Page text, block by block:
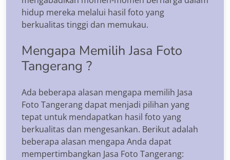
hidup mereka melalui hasil foto yang
berkualitas tinggi dan memukau.
Mengapa Memilih Jasa Foto
Tangerang ?
Ada beberapa alasan mengapa memilih Jasa
Foto Tangerang dapat menjadi pilihan yang
tepat untuk mendapatkan hasil foto yang
berkualitas dan mengesankan. Berikut adalah
beberapa alasan mengapa Anda dapat
mempertimbangkan Jasa Foto Tangerang: